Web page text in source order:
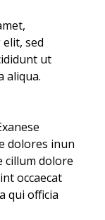
sed
ut
aliqua.
dolores inun
cillum dolore
occaecat
qui officia